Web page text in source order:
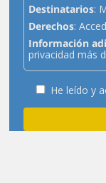
Destinatarios:
Derechos:
Información
privacidad más
He leído y